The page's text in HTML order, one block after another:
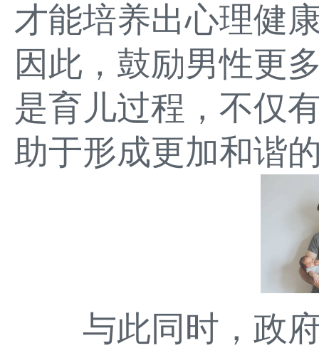
才能培养出心理健
因此，鼓励男性更
是育儿过程，不仅
助于形成更加和谐
与此同时，政府